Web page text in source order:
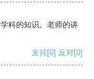
科的知识。老师的讲
支持[0] 反对[0]